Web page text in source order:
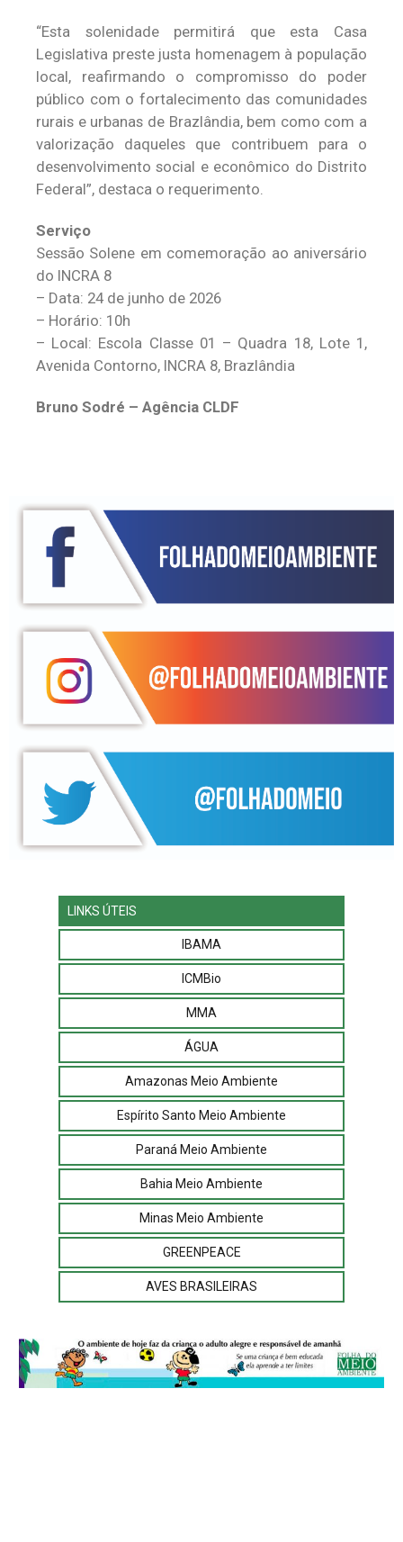
“Esta solenidade permitirá que esta Casa
Legislativa preste justa homenagem à população
local, reafirmando o compromisso do poder
público com o fortalecimento das comunidades
rurais e urbanas de Brazlândia, bem como com a
valorização daqueles que contribuem para o
desenvolvimento social e econômico do Distrito
Federal”, destaca o requerimento.
Serviço
Sessão Solene em comemoração ao aniversário
do INCRA 8
– Data: 24 de junho de 2026
– Horário: 10h
– Local: Escola Classe 01 – Quadra 18, Lote 1,
Avenida Contorno, INCRA 8, Brazlândia
Bruno Sodré – Agência CLDF
LINKS ÚTEIS
IBAMA
ICMBio
MMA
ÁGUA
Amazonas Meio Ambiente
Espírito Santo Meio Ambiente
Paraná Meio Ambiente
Bahia Meio Ambiente
Minas Meio Ambiente
GREENPEACE
AVES BRASILEIRAS